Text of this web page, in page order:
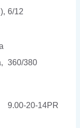
6/12
360/380
9.00-20-14PR